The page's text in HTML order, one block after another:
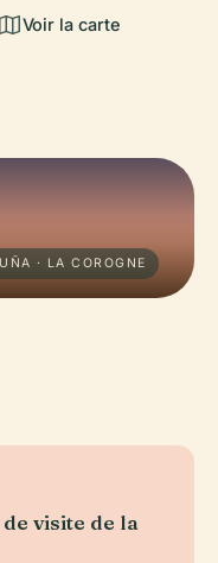
Voir la carte
· LA COROGNE
visite de la